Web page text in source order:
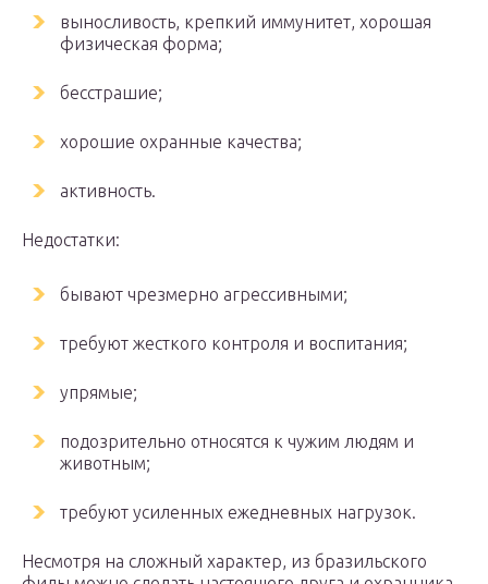
выносливость, крепкий иммунитет, хорошая
физическая форма;
бесстрашие;
хорошие охранные качества;
активность.
Недостатки:
бывают чрезмерно агрессивными;
требуют жесткого контроля и воспитания;
упрямые;
подозрительно относятся к чужим людям и
животным;
требуют усиленных ежедневных нагрузок.
Несмотря на сложный характер, из бразильского